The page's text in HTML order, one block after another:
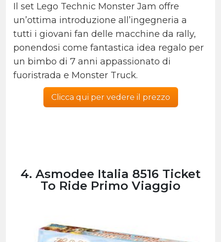
Il set Lego Technic Monster Jam offre
un’ottima introduzione all’ingegneria a
tutti i giovani fan delle macchine da rally,
ponendosi come fantastica idea regalo per
un bimbo di 7 anni appassionato di
fuoristrada e Monster Truck.
Clicca qui per vedere il prezzo
4. Asmodee Italia 8516 Ticket
To Ride Primo Viaggio